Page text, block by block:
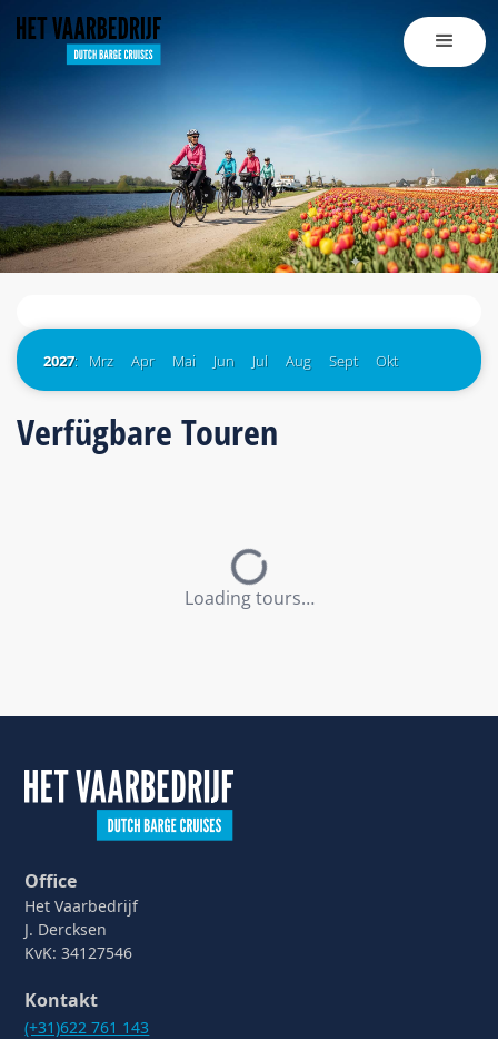
2027: Mrz Apr Mai Jun Jul Aug Sept Okt
Verfügbare Touren
Loading tours…
Office
Het Vaarbedrijf
J. Dercksen
KvK: 34127546
Kontakt
(+31)622 761 143